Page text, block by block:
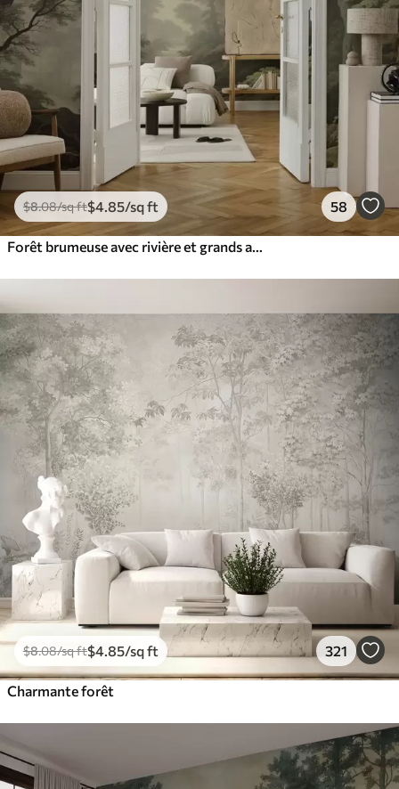
$8.08/sq ft$4 .85/sq ft 58
$8.08/sq ft$4 .85/sq ft 321
Charmante forêt